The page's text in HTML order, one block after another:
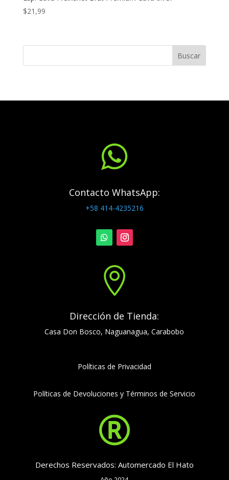
$21,99
Buscar

Contacto WhatsApp:
+58 414-4235216

Dirección de Tienda:
Casa Don Bosco, Naguanagua, Carabobo
Políticas de Privacidad
Políticas de Devoluciones y Términos de Servicio

Derechos Reservados: Automercado El Hato